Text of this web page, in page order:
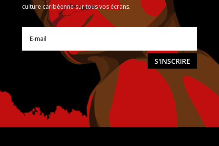
culture caribéenne sur tous vos écrans.
S'INSCRIRE